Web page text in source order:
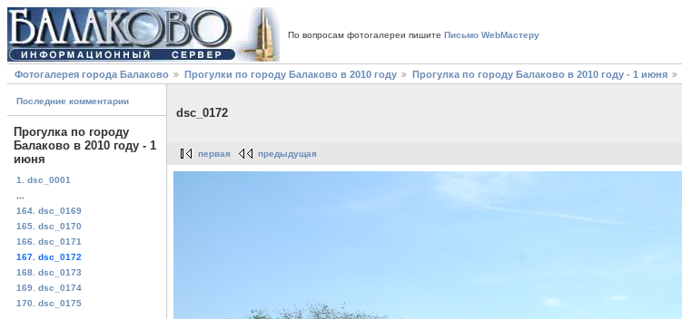
По вопросам фотогалереи пишите Письмо WebМастеру
Фотогалерея города Балаково Прогулки по городу Балаково в 2010 году Прогулка по городу Балаково в 2010 году - 1 июня
Последние комментарии
Прогулка по городу
Балаково в 2010 году - 1
июня
1. dsc_0001
164. dsc_0169
165. dsc_0170
166. dsc_0171
167. dsc_0172
168. dsc_0173
169. dsc_0174
170. dsc_0175
dsc_0172
первая предыдущая